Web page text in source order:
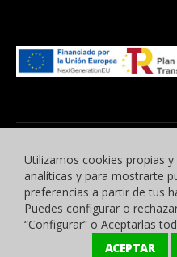
© 2015 -2023 Benyben Ropa
Utilizamos cookies propias
analíticas y para mostrarte
preferencias a partir de tus
Puedes configurar o
“Configurar” o Aceptarlas
ACEPTAR